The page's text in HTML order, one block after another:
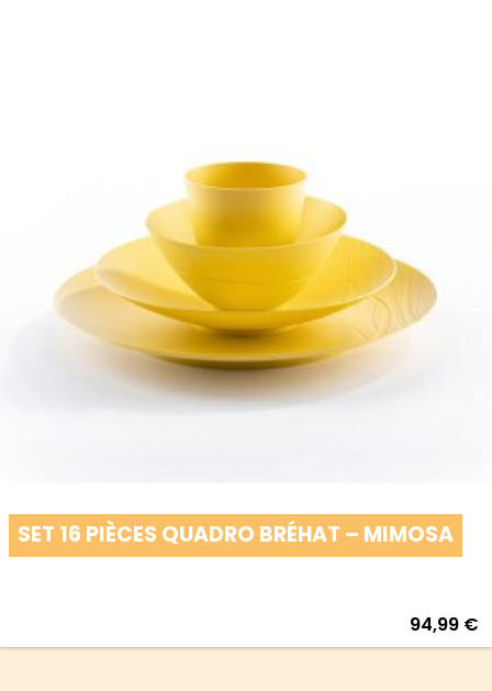
SET 16 PIÈCES QUADRO BRÉHAT – MIMOSA
94,99 €